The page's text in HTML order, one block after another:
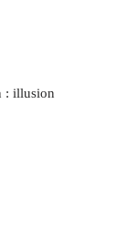
: illusion